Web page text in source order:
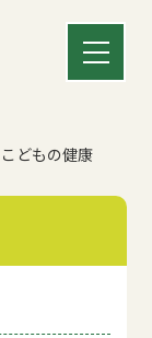
こどもの健康